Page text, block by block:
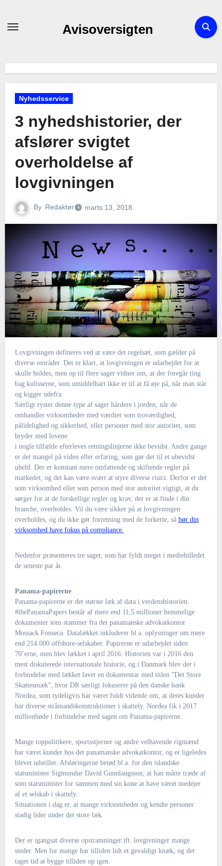
Avisoversigten
Nyhedsservice
3 nyhedshistorier, der
afslører svigtet
overholdelse af
lovgivningen
By Redaktør marts 13, 2018
Lovgivningen defineres ved at være det regelsæt, som gælder på
diverse områder. Det er klart, at lovgivningen er udarbejdet for at
skulle holdes, men op til flere sager vidner om, at der foregår ting
bag kulisserne, som umiddelbart ikke er til at få øje på, når man står
og kigger udefra.
Særligt ryster denne type af sager hårdere i jorden, når de
omhandler virksomheder med værdier som troværdighed,
pålidelighed og sikkerhed, eller personer med stor autoritet, som
bryder med lovene.
i nogle tilfælde efterleves retningslinjerne ikke bevidst. Andre gange
er det mangel på viden eller erfaring, som gør det til et ubevidst
uheld. Der er konstant mere omfattende og skiftende regler på
markedet, og det kan være svært at styre diverse risici. Derfor er det
som virksomhed eller som person med stor autoritet vigtigt, at du
sørger for at de forskellige regler og krav, der er at finde i din
branche, overholdes. Vil du være sikker på at lovgivningen
overholdes, og du ikke gør forretning med de forkerte, så bør din
virksomhed have fokus på compliance.
Nedenfor præsenteres tre sager, som har fyldt meget i mediebilledet
de seneste par år.
Panama-papirerne
Panama-papirerne er det største læk af data i verdenshistorien.
#thePanamaPapers består af mere end 11,5 millioner hemmelige
dokumenter som stammer fra det panamanske advokatkontor
Mossack Fonseca. Datalækket inkluderer bl.a. oplysninger om mere
end 214.000 offshore-selskaber. Papirerne er udarbejdet siden
70’erne, men blev lækket i april 2016. Historien var i 2016 den
mest diskuterede internationale historie, og i Danmark blev der i
forbindelse med lækket lavet en dokumentar med titlen ”Det Store
Skattesmæk”, hvor DR særligt fokuserer på den danske bank
Nordea, som tydeligvis har været fuldt vidende om, at deres kunder
har diverse stråmandskonstruktioner i skattely. Nordea fik i 2017
millionbøde i forbindelse med sagen om Panama-papirerne.
Mange toppolitikere, sportsstjerner og andre velhavende rigmænd
har været kunder hos det panamanske advokatkontor, og er ligeledes
blevet udstillet. Afsløringerne betød bl.a. for den islandske
statsminister Sigmundur David Gunnlaugsson, at han måtte træde af
som statsminister for sammen med sin kone at have været medejer
af et selskab i skattely.
Situationen i dag er, at mange virksomheder og kendte personer
stadig lider under det store læk.
Der er igangsat diverse opstramninger ift. lovgivninger mange
steder. Men for mange har tilliden lidt et gevaldigt knæk, og det
tager tid at bygge tilliden op igen.